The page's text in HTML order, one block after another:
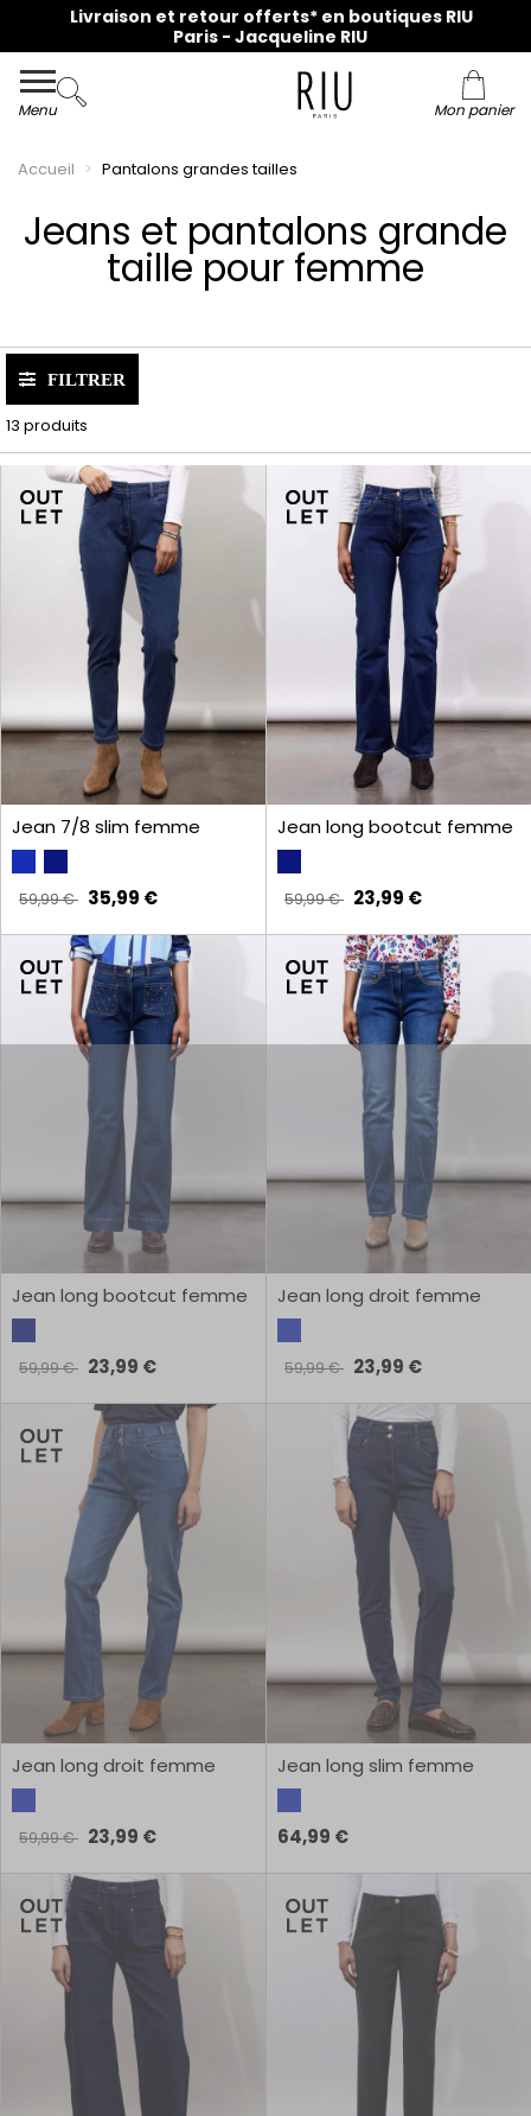
Livraison et retour offerts* en boutiques RIU
Paris - Jacqueline RIU
Menu Mon panier
Accueil Pantalons grandes tailles
Jeans et pantalons grande
taille pour femme
FILTRER
13 produits
Jean 7/8 slim femme
59,99 € 35,99 €
Jean long bootcut femme
59,99 € 23,99 €
Jean long bootcut femme
59,99 € 23,99 €
Jean long droit femme
59,99 € 23,99 €
Jean long droit femme
59,99 € 23,99 €
Jean long slim femme
64,99 €